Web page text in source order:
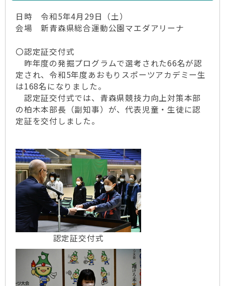
日時 令和5年4月29日（土）
会場 新青森県総合運動公園マエダアリーナ
〇認定証交付式
昨年度の発掘プログラムで選考された66名が認
定され、令和5年度あおもりスポーツアカデミー生
は168名になりました。
認定証交付式では、青森県競技力向上対策本部
の柏木本部長（副知事）が、代表児童・生徒に認
定証を交付しました。
認定証交付式